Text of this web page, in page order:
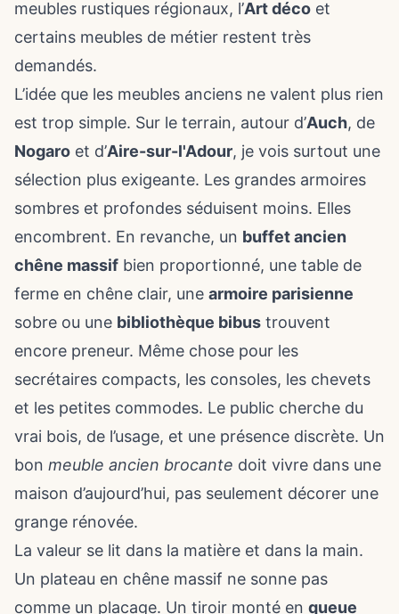
meubles rustiques régionaux, l’Art déco et
certains meubles de métier restent très
demandés.
L’idée que les meubles anciens ne valent plus rien
est trop simple. Sur le terrain, autour d’Auch, de
Nogaro et d’Aire-sur-l'Adour, je vois surtout une
sélection plus exigeante. Les grandes armoires
sombres et profondes séduisent moins. Elles
encombrent. En revanche, un buffet ancien
chêne massif bien proportionné, une table de
ferme en chêne clair, une armoire parisienne
sobre ou une bibliothèque bibus trouvent
encore preneur. Même chose pour les
secrétaires compacts, les consoles, les chevets
et les petites commodes. Le public cherche du
vrai bois, de l’usage, et une présence discrète. Un
bon meuble ancien brocante doit vivre dans une
maison d’aujourd’hui, pas seulement décorer une
grange rénovée.
La valeur se lit dans la matière et dans la main.
Un plateau en chêne massif ne sonne pas
comme un placage. Un tiroir monté en queue